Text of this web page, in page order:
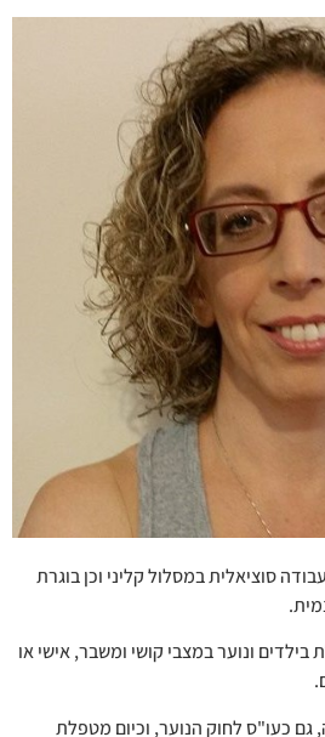
סוציאלית במסלול קליני וכן בוגרת
בילדים ונוער במצבי קושי ומשבר, אישי או
גם כעו"ס לחוק הנוער, וכיום מטפלת